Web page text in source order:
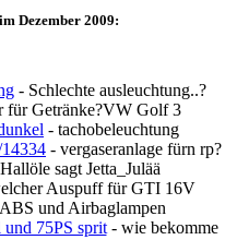
Dezember 2009:
- Schlechte ausleuchtung..?
für Getränke?VW Golf 3
- tachobeleuchtung
- vergaseranlage fürn rp?
sagt Jetta_Julää
Auspuff für GTI 16V
und Airbaglampen
75PS sprit- wie bekomme